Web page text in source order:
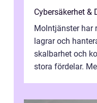
Cybersäkerhet &
Molntjänster har
lagrar och
skalbarhet och
stora fördelar.